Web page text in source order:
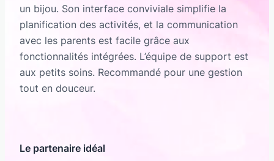
un bijou. Son interface conviviale simplifie la
planification des activités, et la communication
avec les parents est facile grâce aux
fonctionnalités intégrées. L’équipe de support est
aux petits soins. Recommandé pour une gestion
tout en douceur.
Le partenaire idéal